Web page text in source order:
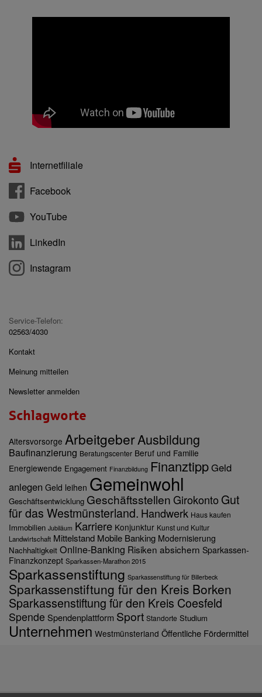
Internetfiliale
Facebook
YouTube
LinkedIn
Instagram
Service-Telefon:
02563/4030
Kontakt
Meinung mitteilen
Newsletter anmelden
Schlagworte
Altersvorsorge ArbeitgeberAusbildung
Baufinanzierung Beratungscenter Beruf und Familie
Energiewende Engagement Finanzbildung FinanztippGeld
anlegen Geld leihen Gemeinwohl
Geschäftsentwicklung Geschäftsstellen Girokonto Gut
für das Westmünsterland. Handwerk Haus kaufen
Immobilien Jubiläum Karriere Konjunktur Kunst und Kultur
Landwirtschaft Mittelstand Mobile Banking Modernisierung
Nachhaltigkeit Online-Banking Risiken absichern Sparkassen-
Finanzkonzept Sparkassen-Marathon 2015
Sparkassenstiftung Sparkassenstiftung für Billerbeck
Sparkassenstiftung für den Kreis Borken
Sparkassenstiftung für den Kreis Coesfeld
Spende Spendenplattform Sport Standorte Studium
Unternehmen Westmünsterland Öffentliche Fördermittel